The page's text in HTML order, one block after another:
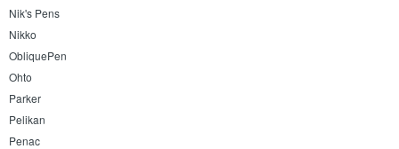
Nik's Pens
Nikko
ObliquePen
Ohto
Parker
Pelikan
Penac